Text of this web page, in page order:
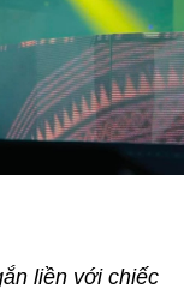
liền với chiếc